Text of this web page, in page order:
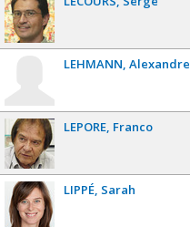
LEHMANN Alexandre
LEPORE Franco
LIPPÉ Sarah